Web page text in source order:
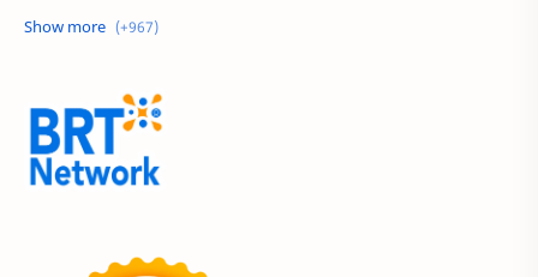
60 Tahun
Acer Edu Tech 2024
Adira Finance